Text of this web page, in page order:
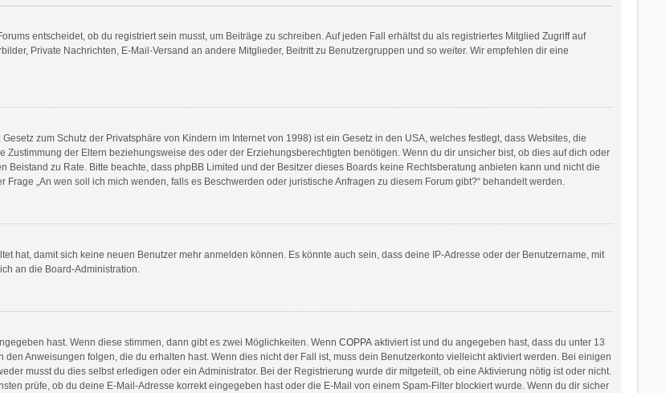
entscheidet, ob du registriert sein musst, um Beiträge zu schreiben. Auf jeden Fall erhältst du als registriertes Mitglied Zugriff auf
Private Nachrichten, E-Mail-Versand an andere Mitglieder, Beitritt zu Benutzergruppen und so weiter. Wir empfehlen dir eine
zum Schutz der Privatsphäre von Kindern im Internet von 1998) ist ein Gesetz in den USA, welches festlegt, dass Websites, die
der Eltern beziehungsweise des oder der Erziehungsberechtigten benötigen. Wenn du dir unsicher bist, ob dies auf dich oder
zu Rate. Bitte beachte, dass phpBB Limited und der Besitzer dieses Boards keine Rechtsberatung anbieten kann und nicht die
„An wen soll ich mich wenden, falls es Beschwerden oder juristische Anfragen zu diesem Forum gibt?“ behandelt werden.
hat, damit sich keine neuen Benutzer mehr anmelden können. Es könnte auch sein, dass deine IP-Adresse oder der Benutzername, mit
an die Board-Administration.
hast. Wenn diese stimmen, dann gibt es zwei Möglichkeiten. Wenn COPPAaktiviert ist und du angegeben hast, dass du unter 13
Anweisungen folgen, die du erhalten hast. Wenn dies nicht der Fall ist, muss dein Benutzerkonto vielleicht aktiviert werden. Bei einigen
musst du dies selbst erledigen oder ein Administrator. Bei der Registrierung wurde dir mitgeteilt, ob eine Aktivierung nötig ist oder nicht.
prüfe, ob du deine E-Mail-Adresse korrekt eingegeben hast oder die E-Mail von einem Spam-Filter blockiert wurde. Wenn du dir sicher